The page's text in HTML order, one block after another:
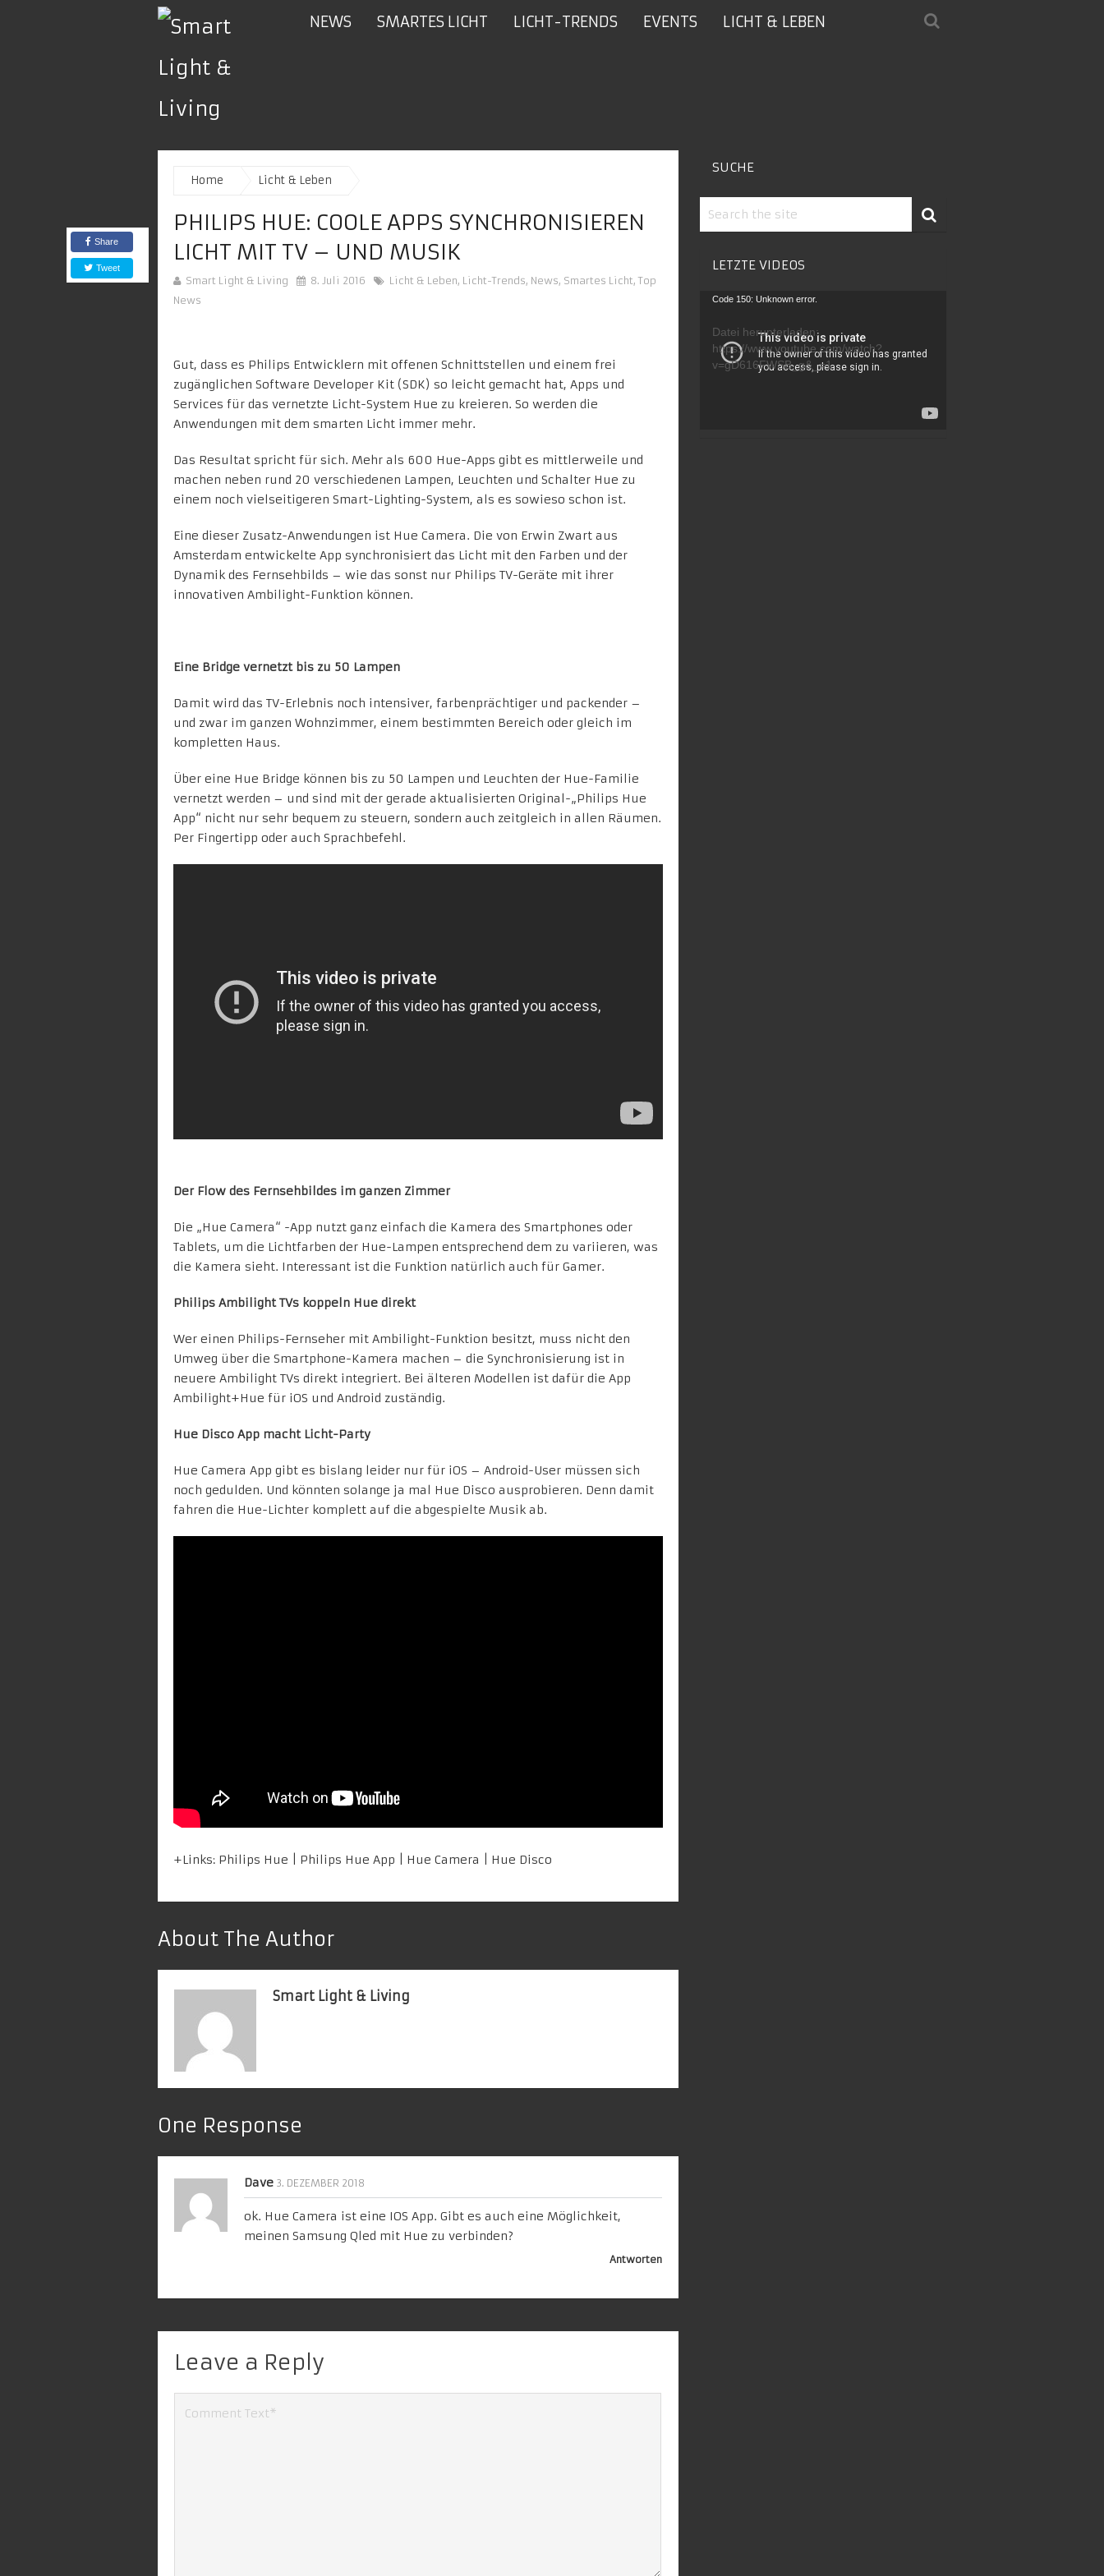
NEWS SMARTES LICHT LICHT-TRENDS EVENTS LICHT & LEBEN
Home Licht & Leben
PHILIPS HUE: COOLE APPS SYNCHRONISIEREN
LICHT MIT TV – UND MUSIK
Smart Light & Living 8. Juli 2016 Licht & Leben, Licht-Trends, News, Smartes Licht,Top
News
Share
Tweet
Gut, dass es Philips Entwicklern mit offenen Schnittstellen und einem frei
zugänglichen Software Developer Kit (SDK) so leicht gemacht hat, Apps und
Services für das vernetzte Licht-System Hue zu kreieren. So werden die
Anwendungen mit dem smarten Licht immer mehr.
Das Resultat spricht für sich. Mehr als 600 Hue-Apps gibt es mittlerweile und
machen neben rund 20 verschiedenen Lampen, Leuchten und Schalter Hue zu
einem noch vielseitigeren Smart-Lighting-System, als es sowieso schon ist.
Eine dieser Zusatz-Anwendungen ist Hue Camera. Die von Erwin Zwart aus
Amsterdam entwickelte App synchronisiert das Licht mit den Farben und der
Dynamik des Fernsehbilds – wie das sonst nur Philips TV-Geräte mit ihrer
innovativen Ambilight-Funktion können.
Eine Bridge vernetzt bis zu 50 Lampen
Damit wird das TV-Erlebnis noch intensiver, farbenprächtiger und packender –
und zwar im ganzen Wohnzimmer, einem bestimmten Bereich oder gleich im
kompletten Haus.
Über eine Hue Bridge können bis zu 50 Lampen und Leuchten der Hue-Familie
vernetzt werden – und sind mit der gerade aktualisierten Original-„Philips Hue
App“ nicht nur sehr bequem zu steuern, sondern auch zeitgleich in allen Räumen.
Per Fingertipp oder auch Sprachbefehl.
Der Flow des Fernsehbildes im ganzen Zimmer
Die „Hue Camera“ -App nutzt ganz einfach die Kamera des Smartphones oder
Tablets, um die Lichtfarben der Hue-Lampen entsprechend dem zu variieren, was
die Kamera sieht. Interessant ist die Funktion natürlich auch für Gamer.
Philips Ambilight TVs koppeln Hue direkt
Wer einen Philips-Fernseher mit Ambilight-Funktion besitzt, muss nicht den
Umweg über die Smartphone-Kamera machen – die Synchronisierung ist in
neuere Ambilight TVs direkt integriert. Bei älteren Modellen ist dafür die App
Ambilight+Hue für iOS und Android zuständig.
Hue Disco App macht Licht-Party
Hue Camera App gibt es bislang leider nur für iOS – Android-User müssen sich
noch gedulden. Und könnten solange ja mal Hue Disco ausprobieren. Denn damit
fahren die Hue-Lichter komplett auf die abgespielte Musik ab.
+Links: Philips Hue Philips Hue App Hue Camera | Hue Disco
About The Author
Smart Light & Living
One Response
Dave 3. DEZEMBER 2018
ok. Hue Camera ist eine IOS App. Gibt es auch eine Möglichkeit,
meinen Samsung Qled mit Hue zu verbinden?
Antworten
Leave a Reply
SUCHE
LETZTE VIDEOS
Video-
Code 150: Unknown error.
Datei herunterladen:
https://www.youtube.com/watch?
v=gD616FWSB_g&_=1